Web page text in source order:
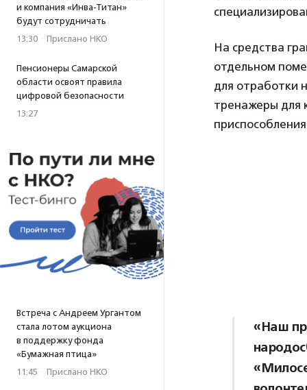
и компания «Инва-Титан»
будут сотрудничать
13:30 · Прислано НКО
Пенсионеры Самарской
области освоят правила
цифровой безопасности
13:27
Встреча с Андреем Ургантом
стала лотом аукциона
в поддержку фонда
«Бумажная птица»
11:45 · Прислано НКО
На средства
отдельном
для отработки
тренажеры для
«Наш